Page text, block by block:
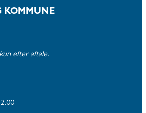
KOMMUNE
efter aftale.